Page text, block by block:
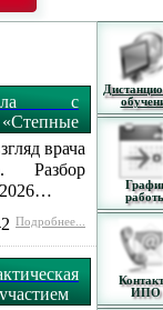
с
врача
Разбор
2026…
Подробнее...
ИПО